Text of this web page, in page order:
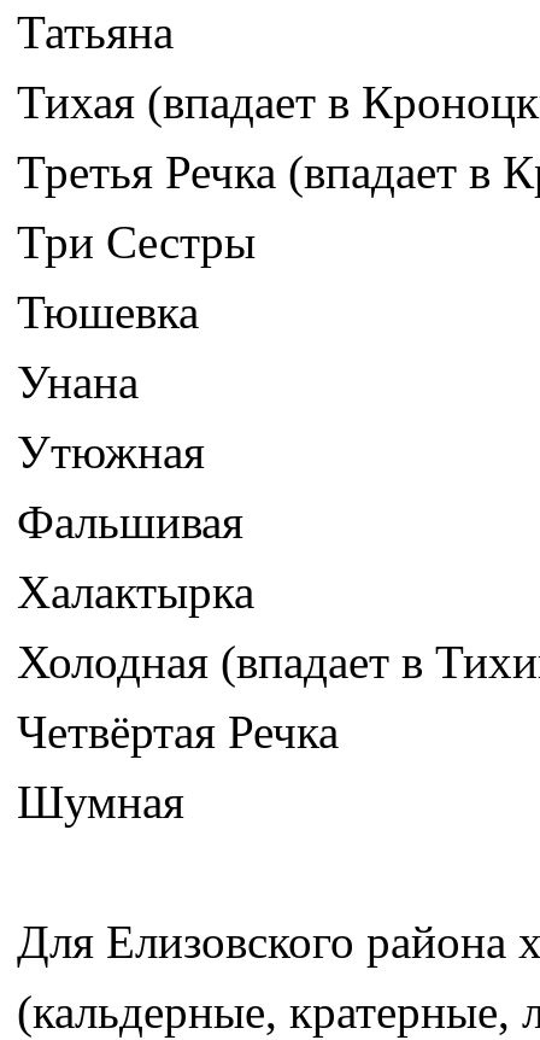
Татьяна
Тихая (впадает в
Третья Речка (впадает в
Три Сестры
Тюшевка
Унана
Утюжная
Фальшивая
Халактырка
Холодная (впадает в
Четвёртая Речка
Шумная
Для Елизовского района
(кальдерные, кратерные,